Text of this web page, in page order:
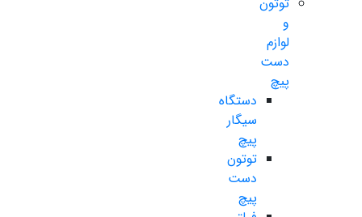
و
لوازم
دست
پیچ
دستگاه
سیگار
پیچ
توتون
دست
پیچ